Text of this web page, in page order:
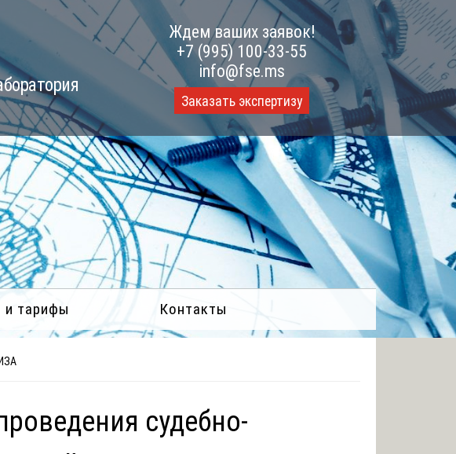
Ждем ваших заявок!
+7 (995) 100-33-55
info@fse.ms
Заказать экспертизу
тарифы Контакты
судебно-